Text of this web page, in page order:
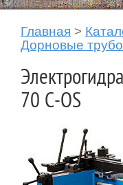
Главная >
Дорновые
70 C-OS